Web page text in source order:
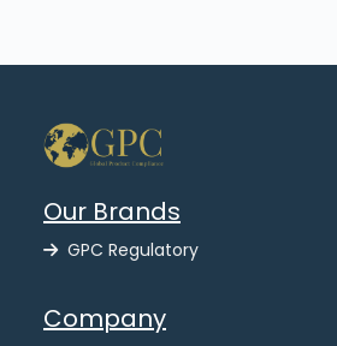
Our Brands
GPC Regulatory
Company